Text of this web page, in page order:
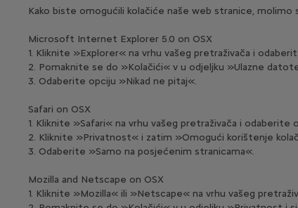
Kako biste omogućili kolačiće naše web stranice, molimo
Microsoft Internet Explorer 5.0 on OSX
1. Kliknite »Explorer« na vrhu vašeg pretraživača i
2. Pomaknite se do »Kolačići« v u odjeljku »Ulazne
3. Odaberite opciju »Nikad ne pitaj«.
Safari on OSX
1. Kliknite »Safari« na vrhu vašeg pretraživača i odaberite
2. Kliknite »Privatnost« i zatim »Omogući korištenje
3. Odaberite »Samo na posjećenim stranicama«.
Mozilla and Netscape on OSX
1. Kliknite »Mozilla« ili »Netscape« na vrhu vašeg